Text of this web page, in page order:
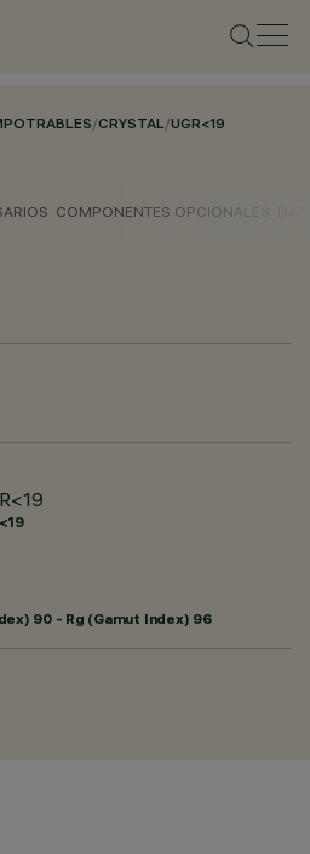
/CRYSTAL/UGR<19
COMPONENTES OPCIONALES
90 - Rg (Gamut Index) 96